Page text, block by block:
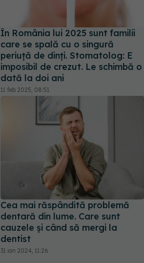
În România lui 2025 sunt familii
care se spală cu o singură
periuţă de dinţi. Stomatolog: E
imposibil de crezut. Le schimbă o
dată la doi ani
11 feb 2025, 08:51
Cea mai răspândită problemă
dentară din lume. Care sunt
cauzele și când să mergi la
dentist
31 ian 2024, 11:26